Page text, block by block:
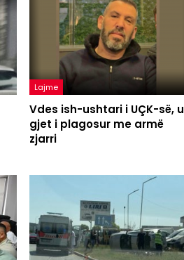
Lajme
Vdes ish-ushtari i UÇK-së, u
gjet i plagosur me armë
zjarri